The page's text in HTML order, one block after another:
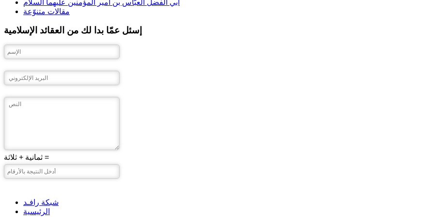
أبي الفضل العبّاس بن أمير المؤمنين عليهما السلام
مقالات متنوّعة
إسئل عمّا بدا لك من العقائد الإسلامية
ثمانية + ثلاثة =
شبكة رافـد
الرئيسية